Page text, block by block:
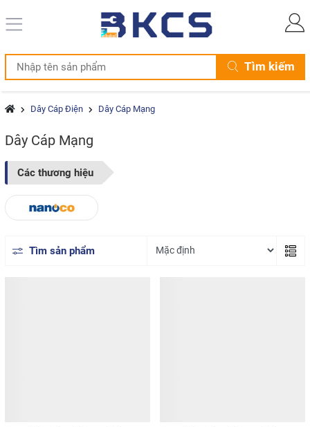
Tìm kiếm
Dây Cáp Điện Dây Cáp Mạng
Dây Cáp Mạng
Các thương hiệu
Tìm sản phẩm